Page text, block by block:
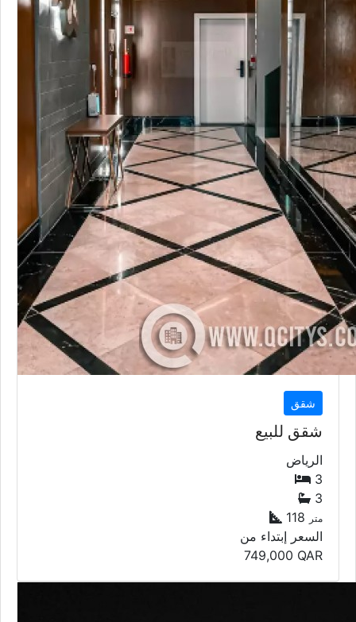
شقق
شقق للبيع
الرياض
3
3
118 متر
السعر إبتداء من
749,000 QAR